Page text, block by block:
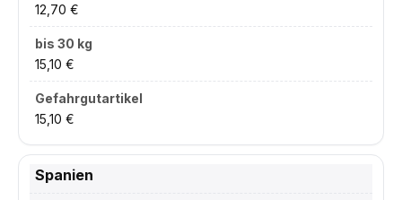
12,70 €
15,10 €
15,10 €
Spanien